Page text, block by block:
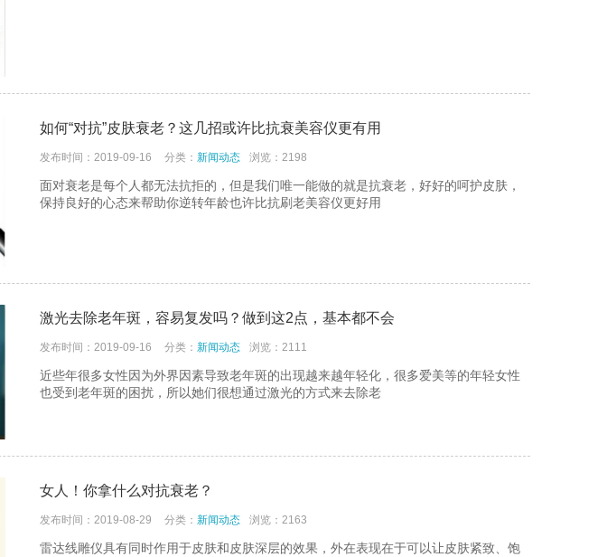
轻熟女抗衰老护肤法！美莱宝美容仪器教你初
去橙皮纹、脱毛、美背！夏日「零瑕疵」身体
盘点出眼纹的成因！美莱宝美容仪器推荐的3
生理痛也要按摩？这样「贴」纾缓一下
用了就回不去的清洁抗老美容仪器
如何“对抗”皮肤衰老？这几招或许比抗衰美容仪更有用
发布时间：2019-09-16 分类：新闻动态 浏览：2198
面对衰老是每个人都无法抗拒的，但是我们唯一能做的就是抗衰老，好好的呵护皮肤，
保持良好的心态来帮助你逆转年龄也许比抗刷老美容仪更好用
激光去除老年斑，容易复发吗？做到这2点，基本都不会
发布时间：2019-09-16 分类：新闻动态 浏览：2111
近些年很多女性因为外界因素导致老年斑的出现越来越年轻化，很多爱美等的年轻女性
也受到老年斑的困扰，所以她们很想通过激光的方式来去除老
女人！你拿什么对抗衰老？
发布时间：2019-08-29 分类：新闻动态 浏览：2163
雷达线雕仪具有同时作用于皮肤和皮肤深层的效果，外在表现在于可以让皮肤紧致、饱